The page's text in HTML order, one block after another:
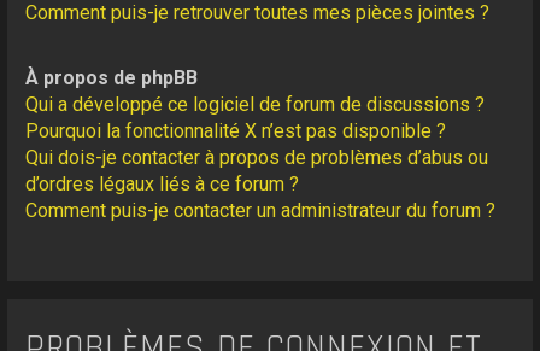
Comment puis-je retrouver toutes mes pièces jointes ?
À propos de phpBB
Qui a développé ce logiciel de forum de discussions ?
Pourquoi la fonctionnalité X n’est pas disponible ?
Qui dois-je contacter à propos de problèmes d’abus ou
d’ordres légaux liés à ce forum ?
Comment puis-je contacter un administrateur du forum ?